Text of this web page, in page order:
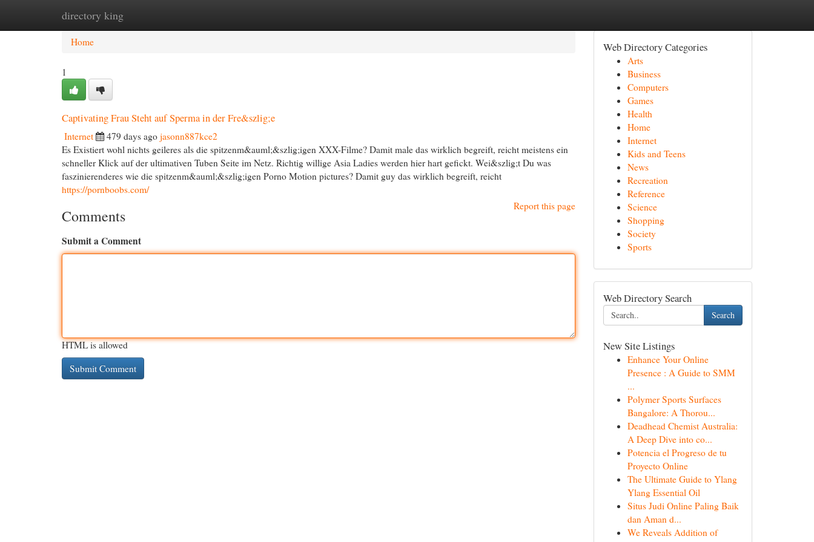
directory king
Home New Site Listings
Home
1
Captivating Frau Steht auf Sperma in der Fre&szlig;e
Internet 479 days ago jasonn887kce2
Es Existiert wohl nichts geileres als die spitzenm&auml;&szlig;igen XXX-Filme? Damit male das wirklich begreift, reicht meistens ein
schneller Klick auf der ultimativen Tuben Seite im Netz. Richtig willige Asia Ladies werden hier hart gefickt. Wei&szlig;t Du was
faszinierenderes wie die spitzenm&auml;&szlig;igen Porno Motion pictures? Damit guy das wirklich begreift, reicht
https://pornboobs.com/
Report this page
Comments
Submit a Comment
HTML is allowed
Web Directory Categories
Arts
Business
Computers
Games
Health
Home
Internet
Kids and Teens
News
Recreation
Reference
Science
Shopping
Society
Sports
Web Directory Search
Search
New Site Listings
Enhance Your Online
Presence : A Guide to SMM
...
Polymer Sports Surfaces
Bangalore: A Thorou...
Deadhead Chemist Australia:
A Deep Dive into co...
Potencia el Progreso de tu
Proyecto Online
The Ultimate Guide to Ylang
Ylang Essential Oil
Situs Judi Online Paling Baik
dan Aman d...
We Reveals Addition of